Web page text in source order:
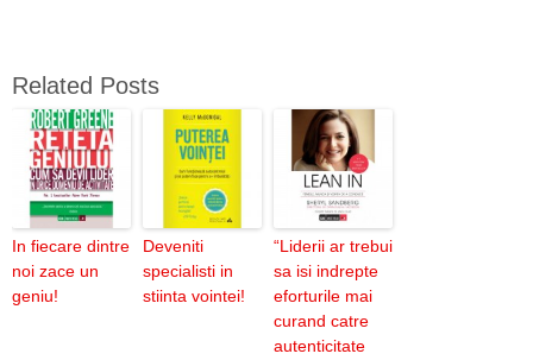
Related Posts
In fiecare dintre
noi zace un
geniu!
Deveniti
specialisti in
stiinta vointei!
“Liderii ar trebui
sa isi indrepte
eforturile mai
curand catre
autenticitate